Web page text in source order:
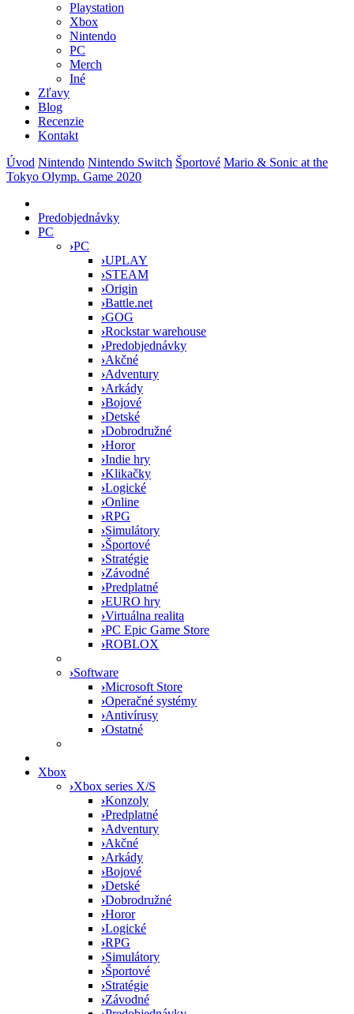
Playstation
Xbox
Nintendo
PC
Merch
Iné
Zľavy
Blog
Recenzie
Kontakt
Úvod Nintendo Nintendo Switch Športové Mario & Sonic at the
Tokyo Olymp. Game 2020
Predobjednávky
PC
›PC
›UPLAY
›STEAM
›Origin
›Battle.net
›GOG
›Rockstar warehouse
›Predobjednávky
›Akčné
›Adventury
›Arkády
›Bojové
›Detské
›Dobrodružné
›Horor
›Indie hry
›Klikačky
›Logické
›Online
›RPG
›Simulátory
›Športové
›Stratégie
›Závodné
›Predplatné
›EURO hry
›Virtuálna realita
›PC Epic Game Store
›ROBLOX
›Software
›Microsoft Store
›Operačné systémy
›Antivírusy
›Ostatné
Xbox
›Xbox series X/S
›Konzoly
›Predplatné
›Adventury
›Akčné
›Arkády
›Bojové
›Detské
›Dobrodružné
›Horor
›Logické
›RPG
›Simulátory
›Športové
›Stratégie
›Závodné